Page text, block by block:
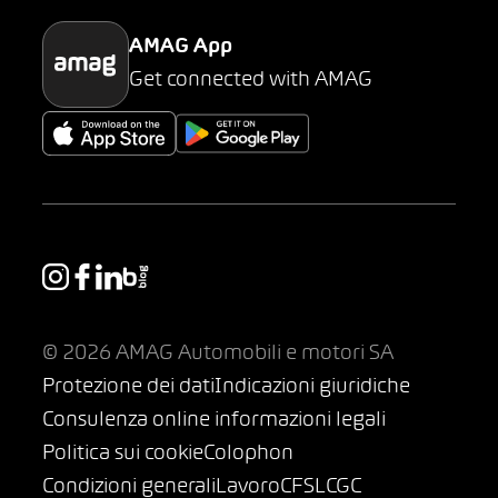
AMAG App
Get connected with AMAG
© 2026 AMAG Automobili e motori SA
Protezione dei datiIndicazioni giuridiche
Consulenza online informazioni legali
Politica sui cookieColophon
Condizioni generaliLavoroCFSLCGC